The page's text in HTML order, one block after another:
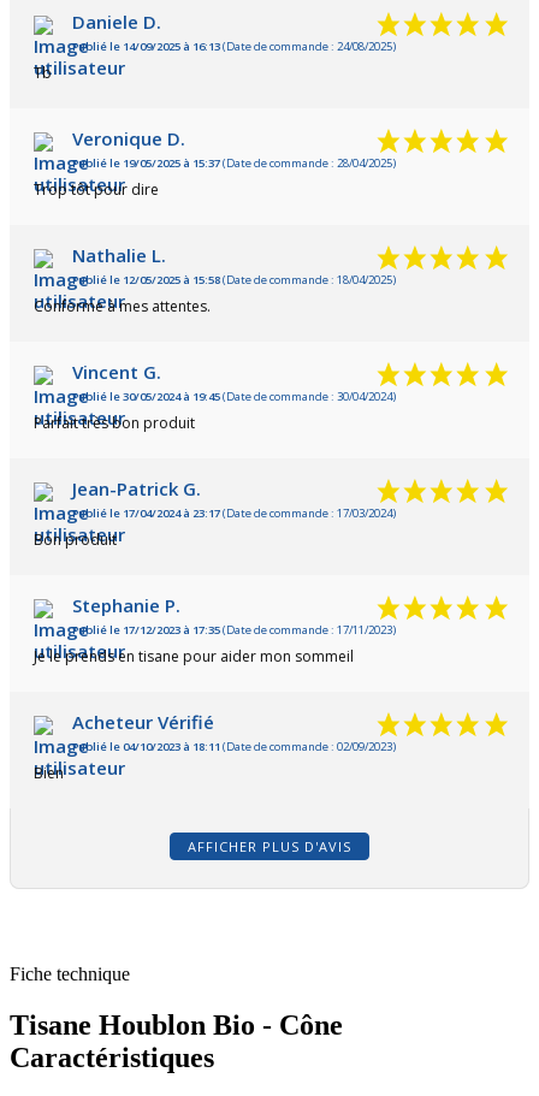
Daniele D.
Publié le 14/09/2025 à 16:13(Date de commande : 24/08/2025)
Tb
Veronique D.
Publié le 19/05/2025 à 15:37(Date de commande : 28/04/2025)
Trop tôt pour dire
Nathalie L.
Publié le 12/05/2025 à 15:58(Date de commande : 18/04/2025)
Conforme à mes attentes.
Vincent G.
Publié le 30/05/2024 à 19:45(Date de commande : 30/04/2024)
Parfait très bon produit
Jean-Patrick G.
Publié le 17/04/2024 à 23:17(Date de commande : 17/03/2024)
Bon produit
Stephanie P.
Publié le 17/12/2023 à 17:35(Date de commande : 17/11/2023)
Je le prends en tisane pour aider mon sommeil
Acheteur Vérifié
Publié le 04/10/2023 à 18:11 (Date de commande : 02/09/2023)
Bien
AFFICHER PLUS D'AVIS
Fiche technique
Tisane Houblon Bio - Cône
Caractéristiques